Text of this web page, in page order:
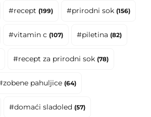
#recept (199) #prirodni sok (156)
#vitamin c (107) #piletina (82)
#recept za prirodni sok (78)
pahuljice (64)
#domaći sladoled (57)